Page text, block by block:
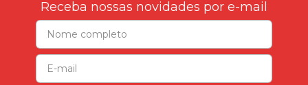
Receba nossas novidades por e-mail